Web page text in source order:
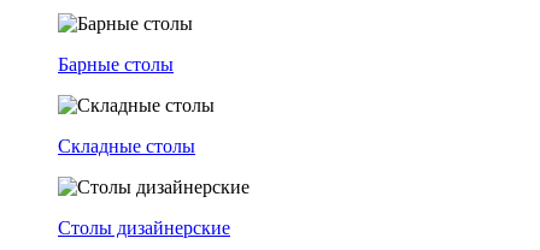
Барные столы
Складные столы
Столы дизайнерские